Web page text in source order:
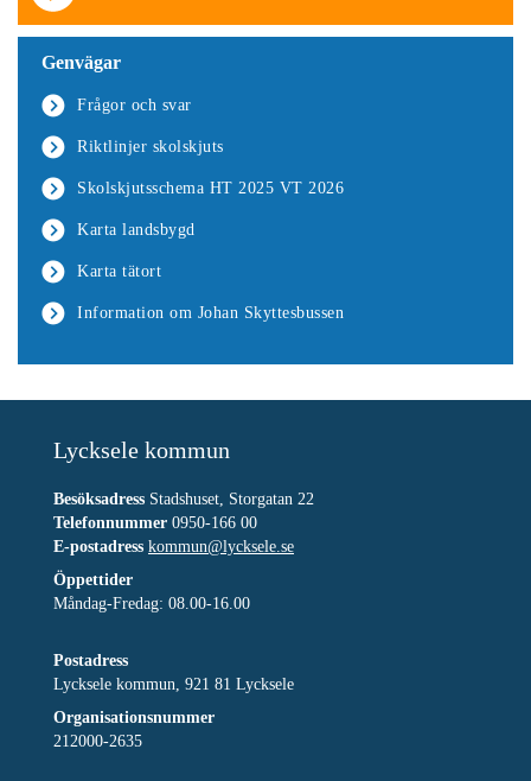
Genvägar
Frågor och svar
Riktlinjer skolskjuts
Skolskjutsschema HT 2025 VT 2026
Karta landsbygd
Karta tätort
Information om Johan Skyttesbussen
Lycksele kommun
Besöksadress Stadshuset, Storgatan 22
Telefonnummer 0950-166 00
E-postadress kommun@lycksele.se
Öppettider
Måndag-Fredag: 08.00-16.00
Postadress
Lycksele kommun, 921 81 Lycksele
Organisationsnummer
212000-2635